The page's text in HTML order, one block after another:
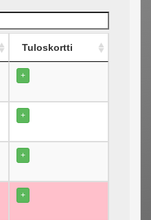
Tuloskortti
+
+
+
+